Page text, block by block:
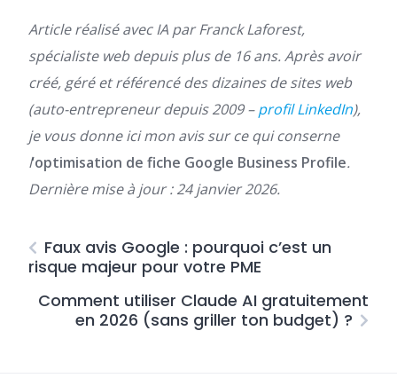
Article réalisé avec IA par Franck Laforest,
spécialiste web depuis plus de 16 ans. Après avoir
créé, géré et référencé des dizaines de sites web
(auto-entrepreneur depuis 2009 –profil LinkedIn),
je vous donne ici mon avis sur ce qui conserne
l‘optimisation de fiche Google Business Profile.
Dernière mise à jour : 24 janvier 2026.
Faux avis Google : pourquoi c’est un
risque majeur pour votre PME
Comment utiliser Claude AI gratuitement
en 2026 (sans griller ton budget) ?